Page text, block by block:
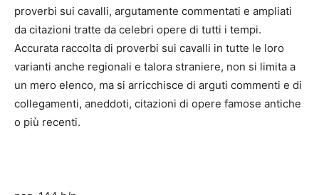
proverbi sui cavalli, argutamente commentati e ampliati
da citazioni tratte da celebri opere di tutti i tempi.
Accurata raccolta di proverbi sui cavalli in tutte le loro
varianti anche regionali e talora straniere, non si limita a
un mero elenco, ma si arricchisce di arguti commenti e di
collegamenti, aneddoti, citazioni di opere famose antiche
o più recenti.